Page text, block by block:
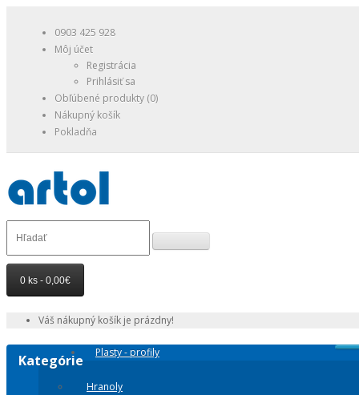
0903 425 928
Môj účet
Registrácia
Prihlásiť sa
Obľúbené produkty (0)
Nákupný košík
Pokladňa
0 ks - 0,00€
Váš nákupný košík je prázdny!
Kategórie Plasty - profily
Hranoly